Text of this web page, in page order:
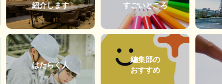
紹介します
はたらく人
すごいところ
編集部の
おすすめ